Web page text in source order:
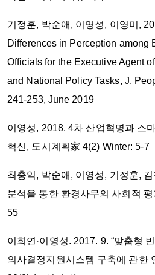
기정훈, 박순애, 이영성, 이영미,
Differences in Perception among
Officials for the Executive Agent
and National Policy Tasks, J.
241-253, June 2019
이영성, 2018. 4차 산업혁명과 스
혁신, 도시계획家 4(2) Winter: 5-7
최충익, 박순애, 이영성, 기정훈,
분석을 통한 환경사무의 사회적
55
이희연·이영성. 2017. 9. “맞춤형
의사결정지원시스템 구축에 관한